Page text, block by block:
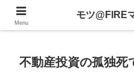
不動産、投資信託、暗号資
不動産投資の孤独
Menu
モツ@FIRE